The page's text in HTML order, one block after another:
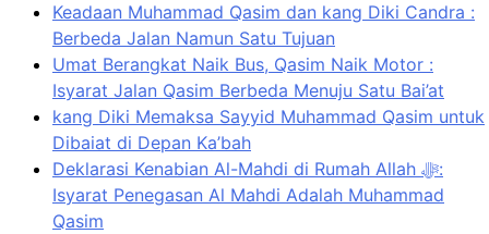
Keadaan Muhammad Qasim dan kang Diki Candra :
Berbeda Jalan Namun Satu Tujuan
Umat Berangkat Naik Bus, Qasim Naik Motor :
Isyarat Jalan Qasim Berbeda Menuju Satu Bai’at
kang Diki Memaksa Sayyid Muhammad Qasim untuk
Dibaiat di Depan Ka’bah
Deklarasi Kenabian Al-Mahdi di Rumah Allah ﷻ:
Isyarat Penegasan Al Mahdi Adalah Muhammad
Qasim